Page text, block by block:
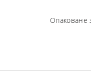
Опаковане